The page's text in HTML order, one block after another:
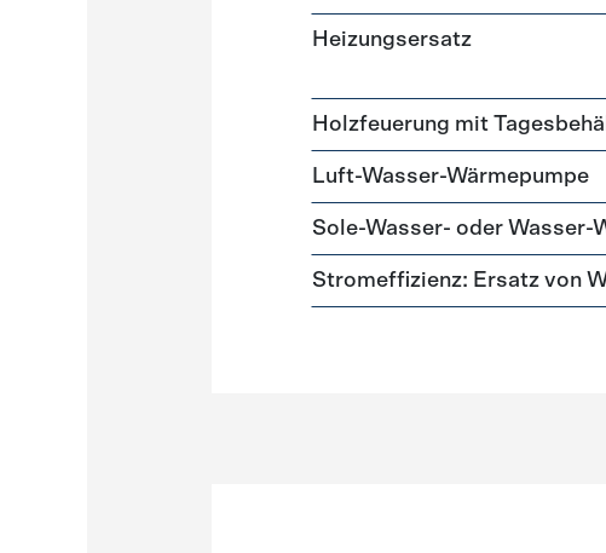
Heizungsersatz
Holzfeuerung mit
Luft-Wasser-Wärmepumpe
Sole-Wasser- oder Wasser-
Stromeffizienz: Ersatz von